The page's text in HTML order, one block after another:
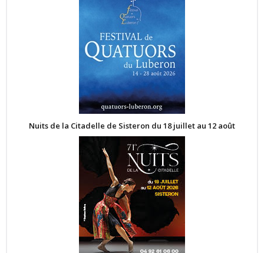
Nuits de la Citadelle de Sisteron du 18 juillet au 12 août